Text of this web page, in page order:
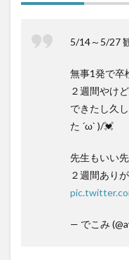
5/14～5/27
無事1発で卒
２週間やけ
できたし久
た ´ω` )/💓
先生もいい
２週間あり
— でこみ